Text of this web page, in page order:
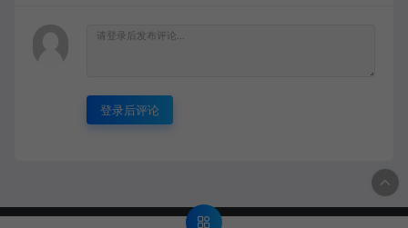
登录后评论